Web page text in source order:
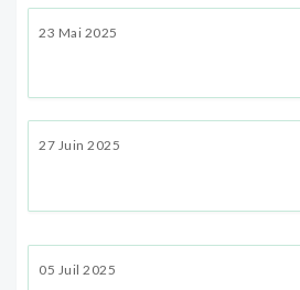
23 Mai 2025
27 Juin 2025
05 Juil 2025